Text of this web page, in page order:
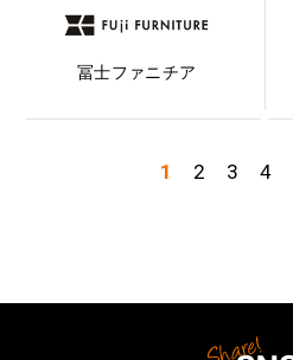
冨士ファニチア
1 2 3 4